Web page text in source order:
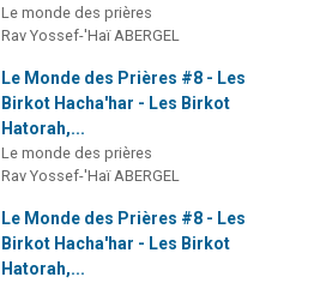
Le monde des prières
Rav Yossef-'Haï ABERGEL
Le Monde des Prières #8 - Les
Birkot Hacha'har - Les Birkot
Hatorah,...
Le monde des prières
Rav Yossef-'Haï ABERGEL
Le Monde des Prières #8 - Les
Birkot Hacha'har - Les Birkot
Hatorah,...